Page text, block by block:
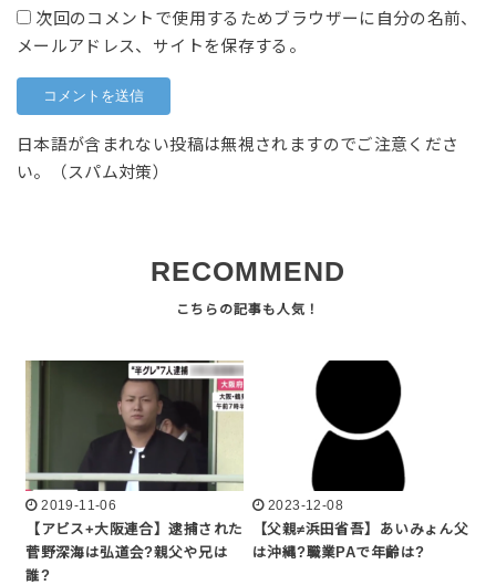
次回のコメントで使用するためブラウザーに自分の名前、
メールアドレス、サイトを保存する。
日本語が含まれない投稿は無視されますのでご注意くださ
い。（スパム対策）
RECOMMEND
2019-11-06
【アビス+大阪連合】逮捕された
菅野深海は弘道会?親父や兄は
誰?
2023-12-08
【父親≠浜田省吾】あいみょん父
は沖縄?職業PAで年齢は?